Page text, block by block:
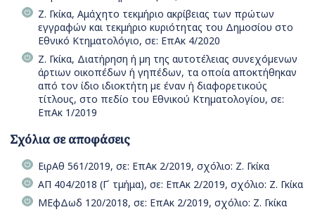
Ζ. Γκίκα, Αμάχητο τεκμήριο ακρίβειας των πρώτων
εγγραφών και τεκμήριο κυριότητας του Δημοσίου στο
Εθνικό Κτηματολόγιο, σε: ΕπΑκ 4/2020
Ζ. Γκίκα, Διατήρηση ή µη της αυτοτέλειας συνεχόµενων
άρτιων οικοπέδων ή γηπέδων, τα οποία αποκτήθηκαν
από τον ίδιο ιδιοκτήτη µε έναν ή διαφορετικούς
τίτλους, στο πεδίο του Εθνικού Κτηµατολογίου, σε:
ΕπΑκ 1/2019
Σχόλια σε αποφάσεις
ΕιρΑθ 561/2019, σε: ΕπΑκ 2/2019, σχόλιο: Ζ. Γκίκα
ΑΠ 404/2018 (Γ΄ τμήμα), σε: ΕπΑκ 2/2019, σχόλιο: Ζ. Γκίκα
ΜΕφΔωδ 120/2018, σε: ΕπΑκ 2/2019, σχόλιο: Ζ. Γκίκα